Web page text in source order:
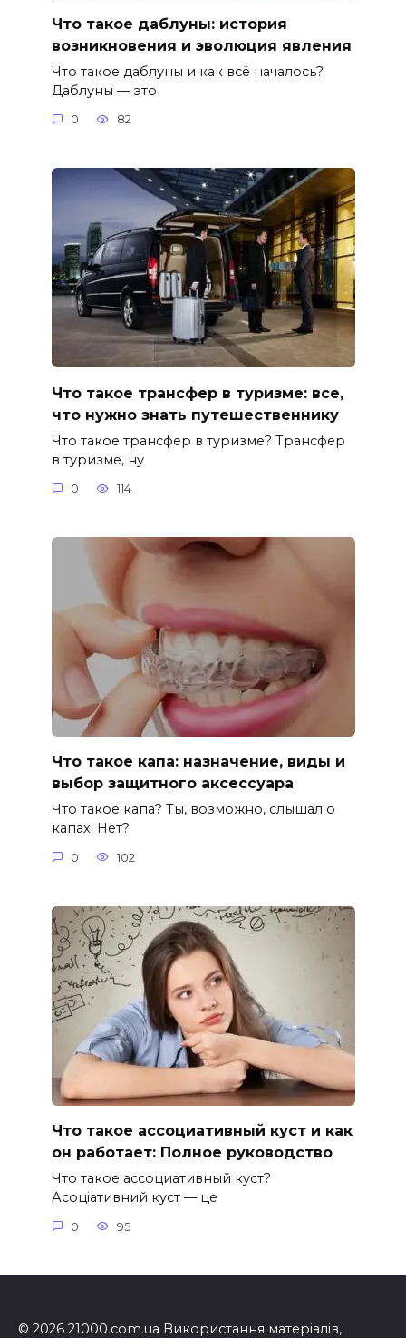
Что такое даблуны: история
возникновения и эволюция явления
Что такое даблуны и как всё началось?
Даблуны — это
0 82
Что такое трансфер в туризме: все,
что нужно знать путешественнику
Что такое трансфер в туризме? Трансфер
в туризме, ну
0 114
Что такое капа: назначение, виды и
выбор защитного аксессуара
Что такое капа? Ты, возможно, слышал о
капах. Нет?
0 102
Что такое ассоциативный куст и как
он работает: Полное руководство
Что такое ассоциативный куст?
Асоціативний куст — це
0 95
© 2026 21000.com.ua Використання матеріалів,